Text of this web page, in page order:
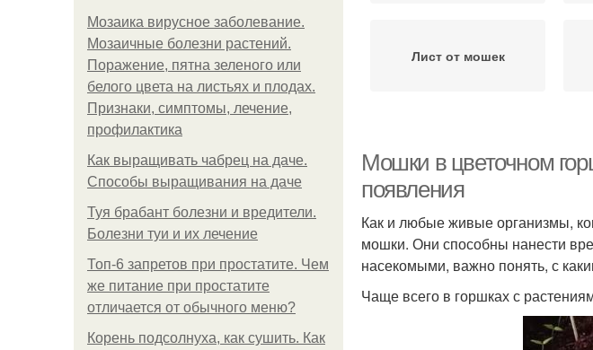
Мозаика вирусное заболевание.
Мозаичные болезни растений.
Поражение, пятна зеленого или
белого цвета на листьях и плодах.
Признаки, симптомы, лечение,
профилактика
Как выращивать чабрец на даче.
Способы выращивания на даче
Туя брабант болезни и вредители.
Болезни туи и их лечение
Топ-6 запретов при простатите. Чем
же питание при простатите
отличается от обычного меню?
Корень подсолнуха, как сушить. Как
Лист от мошек
Мошка на окнах
Мошки в цветочном
появления
Как и любые живые организмы,
мошки. Они способны нанести
насекомыми, важно понять, с
Чаще всего в горшках с